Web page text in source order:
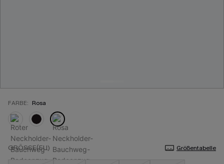
FARBE: Rosa
GRÖSSE(EU) Größentabelle